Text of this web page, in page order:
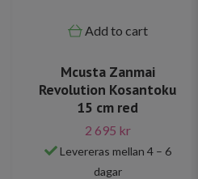
Add to cart
Mcusta Zanmai
Revolution Kosantoku
15 cm red
2 695 kr
Levereras mellan 4 – 6
dagar